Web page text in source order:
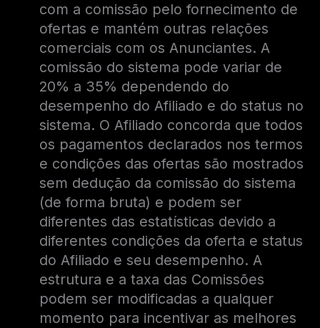
com a comissão pelo fornecimento de
ofertas e mantém outras relações
comerciais com os Anunciantes. A
comissão do sistema pode variar de
20% a 35% dependendo do
desempenho do Afiliado e do status no
sistema. O Afiliado concorda que todos
os pagamentos declarados nos termos
e condições das ofertas são mostrados
sem dedução da comissão do sistema
(de forma bruta) e podem ser
diferentes das estatísticas devido a
diferentes condições da oferta e status
do Afiliado e seu desempenho. A
estrutura e a taxa das Comissões
podem ser modificadas a qualquer
momento para incentivar as melhores